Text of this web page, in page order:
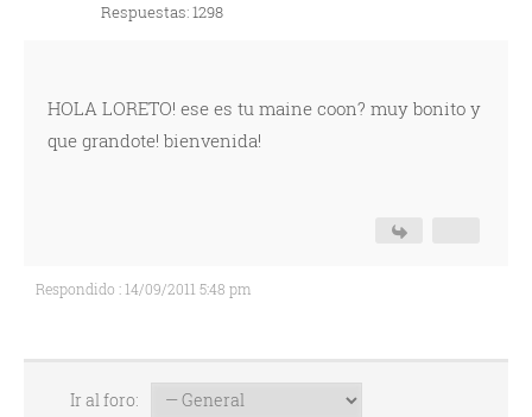
Respuestas: 1298
HOLA LORETO! ese es tu maine coon? muy bonito y
que grandote! bienvenida!
Respondido : 14/09/2011 5:48 pm
Ir al foro: